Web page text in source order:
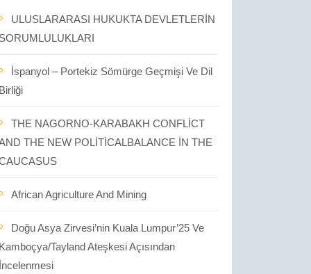
ULUSLARARASI HUKUKTA DEVLETLERİN
SORUMLULUKLARI
İspanyol – Portekiz Sömürge Geçmişi Ve Dil
Birliği
THE NAGORNO-KARABAKH CONFLİCT
THE NEW POLİTİCALBALANCE İN THE
African Agriculture And Mining
Doğu Asya Zirvesi’nin Kuala Lumpur’25 Ve
Kamboçya/Tayland Ateşkesi Açısından
İncelenmesi